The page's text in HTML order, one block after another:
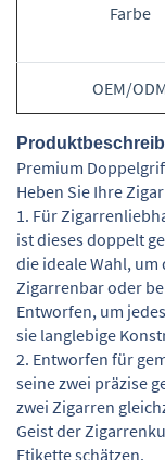
Farbe
OEM/
Premium
Heben Sie Ihre
1. Für
ist dieses doppelt
die ideale Wahl,
Zigarrenbar oder
Entworfen, um
sie langlebige
2. Entworfen für
seine zwei präzise
zwei Zigarren
Geist der
Etikette schätzen.